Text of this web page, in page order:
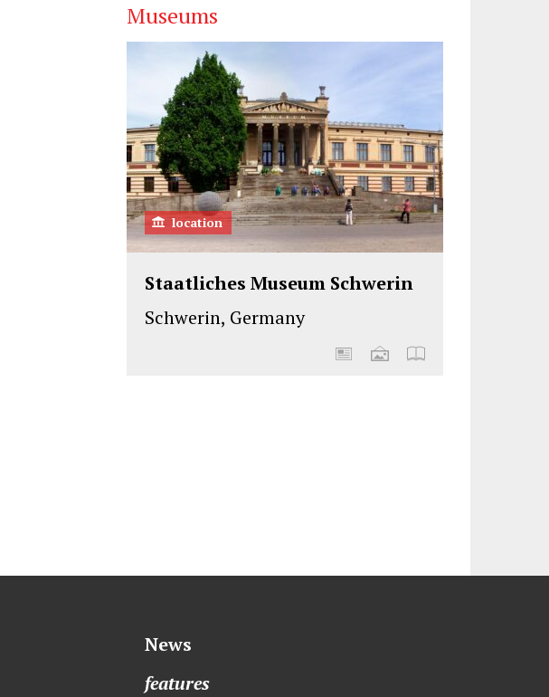
Museums
location
Staatliches Museum Schwerin
Schwerin, Germany
News
features